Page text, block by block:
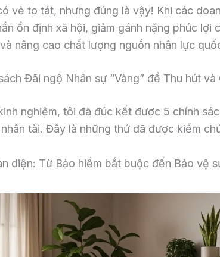
vẻ to tát, nhưng đúng là vậy! Khi các
ổn định xã hội, giảm gánh nặng phúc
nâng cao chất lượng nguồn nhân lực
Đãi ngộ Nhân sự “Vàng” để Thu hút và
nghiệm, tôi đã đúc kết được 5 chính
tài. Đây là những thứ đã được kiểm
diện: Từ Bảo hiểm bắt buộc đến Bảo vệ